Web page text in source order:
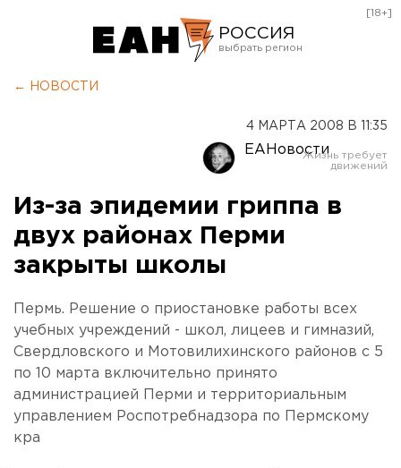
РОССИЯ
Оренбург
[18+]
← НОВОСТИ
4 МАРТА 2008 В 11:35
ЕАНовости
Из-за эпидемии гриппа в
двух районах Перми
закрыты школы
Пермь. Решение о приостановке работы всех
учебных учреждений - школ, лицеев и гимназий,
Свердловского и Мотовилихинского районов с 5
по 10 марта включительно принято
администрацией Перми и территориальным
управлением Роспотребнадзора по Пермскому
кра